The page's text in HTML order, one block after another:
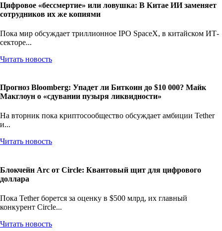
Цифровое «бессмертие» или ловушка: В Китае ИИ заменяет
сотрудников их же копиями
Пока мир обсуждает триллионное IPO SpaceX, в китайском ИТ-
секторе...
Читать новость
Прогноз Bloomberg: Упадет ли Биткоин до $10 000? Майк
Макглоун о «сдувании пузыря ликвидности»
На вторник пока криптосообщество обсуждает амбиции Tether
и...
Читать новость
Блокчейн Arc от Circle: Квантовый щит для цифрового
доллара
Пока Tether борется за оценку в $500 млрд, их главный
конкурент Circle...
Читать новость